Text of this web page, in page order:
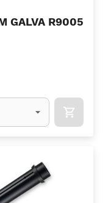
GALVA R9005